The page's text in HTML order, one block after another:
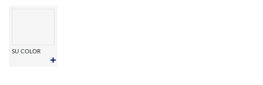
SU COLOR